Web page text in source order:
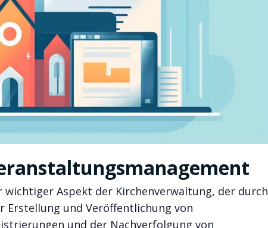
Aspekt der Kirchenverwaltung, der durch
Erstellung und Veröffentlichung von
und der Nachverfolgung von